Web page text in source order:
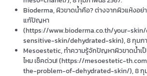
Bioderma, ผิวขาดน้ำคือ? ต่างจากผิวแห้งอย่
แก้ปัญหา
(https://www.bioderma.co.th/your-
sensitive-skin/dehydrated-skin), 8 กุมภ
Mesoestetic, ทำความรู้จักปัญหาผิวขาดน้ำเป็
ไหม เช็คด่วน! (https://mesoestetic-
the-problem-of-dehydrated-skin/), 8 กุ